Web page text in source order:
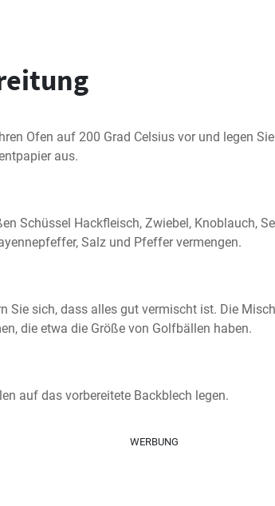
Ofen auf 200 Grad Celsius vor und legen
aus.
Schüssel Hackfleisch, Zwiebel, Knoblauch,
Salz und Pfeffer vermengen.
Sie sich, dass alles gut vermischt ist. Die
die etwa die Größe von Golfbällen haben.
auf das vorbereitete Backblech legen.
WERBUNG